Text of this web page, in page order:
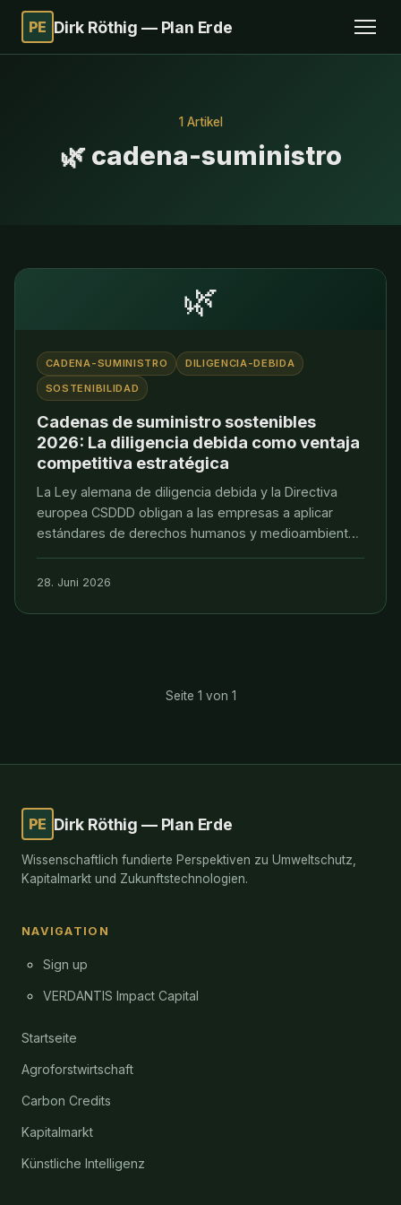
PE Dirk Röthig — Plan Erde
1 Artikel
🌿 cadena-suministro
🌿
CADENA-SUMINISTRO
DILIGENCIA-DEBIDA
SOSTENIBILIDAD
Cadenas de suministro sostenibles
2026: La diligencia debida como ventaja
competitiva estratégica
La Ley alemana de diligencia debida y la Directiva
europea CSDDD obligan a las empresas a aplicar
estándares de derechos humanos y medioambiente.
28. Juni 2026
Seite 1 von 1
PE Dirk Röthig — Plan Erde
Wissenschaftlich fundierte Perspektiven zu Umweltschutz,
Kapitalmarkt und Zukunftstechnologien.
NAVIGATION
Sign up
VERDANTIS Impact Capital
Startseite
Agroforstwirtschaft
Carbon Credits
Kapitalmarkt
Künstliche Intelligenz